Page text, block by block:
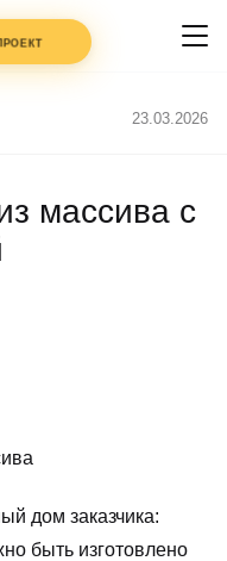
77
23.03.2026
массива с
дом заказчика:
быть изготовлено